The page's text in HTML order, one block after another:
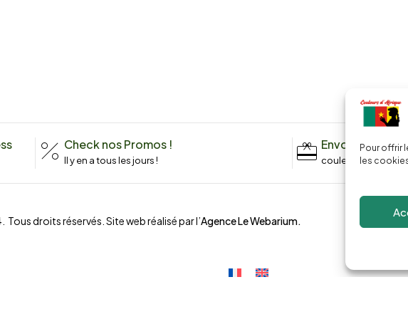
Pour offrir
les
Check nos Promos !
Il y en a tous les jours !
Envoyez un
. Tous droits réservés. Site web réalisé par l’Agence Le Webarium.